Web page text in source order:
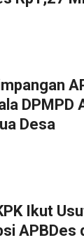
DPMPD
Desa
Ikut
APBDes